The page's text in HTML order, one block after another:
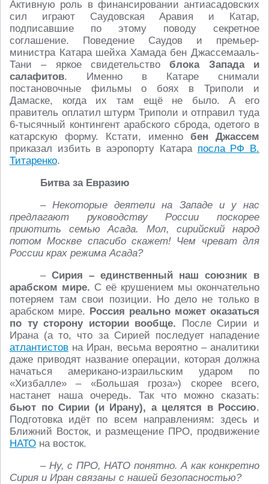
Активную роль в финансировании антиасадовских
сил играют Саудовская Аравия и Катар,
подписавшие по этому поводу секретное
соглашение. Поведение Саудов и премьер-
министра Катара шейха Хамада бен Джассемааль-
Тани – яркое свидетельствоблока Запада и
салафитов. Именно в Катаре снимали
постановочные фильмы о боях в Триполи и
Дамаске, когда их там ещё не было. А его
правитель оплатил штурм Триполи и отправил туда
6-тысячный контингент арабского сброда, одетого в
катарскую форму. Кстати, именно бен Джассем
приказал избить в аэропорту Катара посла РФ В.
Титаренко.
Битва за Евразию
– Некоторые деятели на Западе и у нас
предлагают руководству России поскорее
приютить семью Асада. Мол, сирийский народ
потом Москве спасибо скажет! Чем чреват для
России крах режима Асада?
– Сирия – единственный наш союзник в
арабском мире. С её крушением мы окончательно
потеряем там свои позиции. Но дело не только в
арабском мире. Россия реально может оказаться
по ту сторону истории вообще. После Сирии и
Ирана (а то, что за Сирией последует нападение
атлантистов на Иран, весьма вероятно – аналитики
даже приводят название операции, которая должна
начаться американо-израильским ударом по
«Хизбалле» – «Большая гроза») скорее всего,
настанет наша очередь. Так что можно сказать:
бьют по Сирии (и Ирану), а целятся в Россию.
Подготовка идёт по всем направлениям: здесь и
Ближний Восток, и размещение ПРО, продвижение
НАТО на восток.
– Ну, с ПРО, НАТО понятно. А как конкретно
Сирия и Иран связаны с нашей безопасностью?